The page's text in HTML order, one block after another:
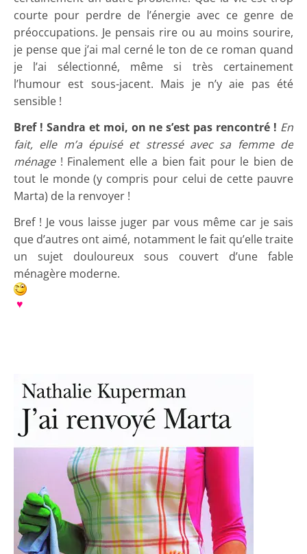
courte pour perdre de l’énergie avec ce genre de
préoccupations. Je pensais rire ou au moins sourire,
je pense que j’ai mal cerné le ton de ce roman quand
je l’ai sélectionné, même si très certainement
l’humour est sous-jacent. Mais je n’y aie pas été
sensible !
Bref ! Sandra et moi, on ne s’est pas rencontré ! En
fait, elle m’a épuisé et stressé avec sa femme de
ménage! Finalement elle a bien fait pour le bien de
tout le monde (y compris pour celui de cette pauvre
Marta) de la renvoyer !
Bref ! Je vous laisse juger par vous même car je sais
que d’autres ont aimé, notamment le fait qu’elle traite
un sujet douloureux sous couvert d’une fable
ménagère moderne.
♥